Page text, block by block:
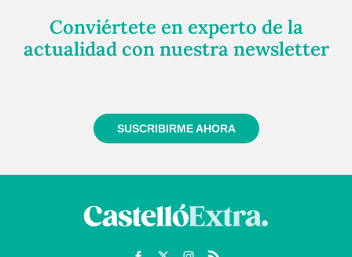
Conviértete en experto de la
actualidad con nuestra newsletter
SUSCRIBIRME AHORA